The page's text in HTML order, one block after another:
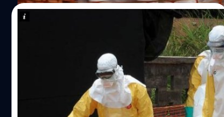
23/06/2014
วิกฤติ! องค์การแพทย์เผยเชื้ออีโบล่าระบาด
ถือเป็นข่าวที่สร้างความวิตกให้กับผู้คนทั่วโลกไม่น้อย หลัง
สำนักข่าวต่างประเทศรายงานว่า เจ้าหน้าที่องค์การแพทย์ไร้
พรมแดนระบุชัด ไม่สามารถหยุดยั้งการระบาดของไวรัสอีโบลา
ในทวีปแอฟริกาได้แล้ว